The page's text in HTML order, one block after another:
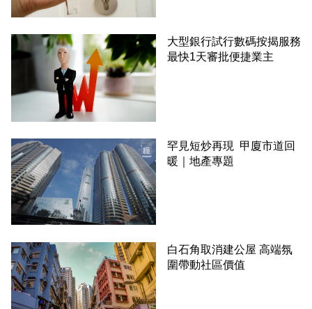
大型銀行試行數碼按揭服務
最快1天審批便捷業主
罕見短炒再現 甲廈市道回
暖｜地產專題
白石角取消建公屋 高端氛
圍帶動社區價值